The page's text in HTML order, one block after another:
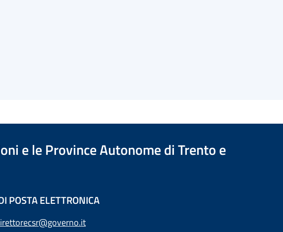
e le Province Autonome di Trento e
POSTA ELETTRONICA